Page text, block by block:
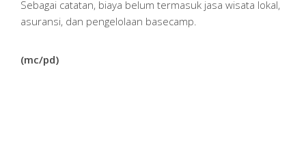
Sebagai catatan, biaya belum termasuk jasa wisata lokal,
asuransi, dan pengelolaan basecamp.
(mc/pd)